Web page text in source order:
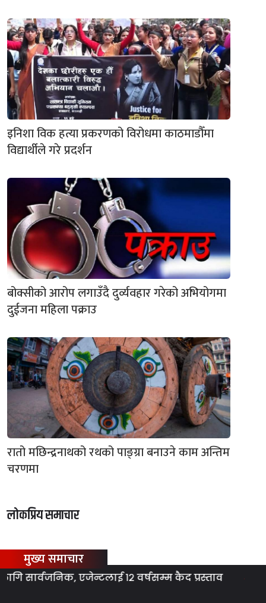
इनिशा विक हत्या प्रकरणको विरोधमा काठमाडौँमा
विद्यार्थीले गरे प्रदर्शन
बोक्सीको आरोप लगाउँदै दुर्व्यवहार गरेको अभियोगमा
दुईजना महिला पक्राउ
रातो मछिन्द्रनाथको रथको पाङ्ग्रा बनाउने काम अन्तिम
चरणमा
लोकप्रिय समाचार
मुख्य समाचार
एजेन्टलाई १२ वर्षसम्म कैद प्रस्ताव